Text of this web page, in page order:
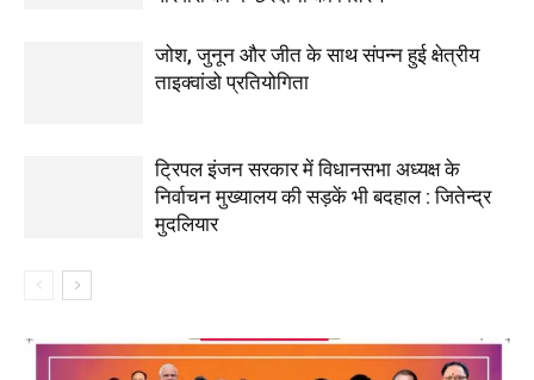
जोश, जुनून और जीत के साथ संपन्न हुई क्षेत्रीय
ताइक्वांडो प्रतियोगिता
ट्रिपल इंजन सरकार में विधानसभा अध्यक्ष के
निर्वाचन मुख्यालय की सड़कें भी बदहाल : जितेन्द्र
मुदलियार